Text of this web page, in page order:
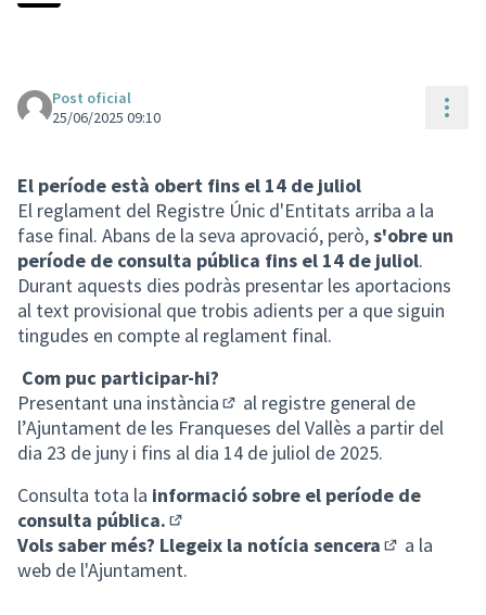
Post oficial
25/06/2025 09:10
El període està obert fins el 14 de juliol
El reglament del Registre Únic d'Entitats arriba a la
fase final. Abans de la seva aprovació, però,s'obre un
període de consulta pública fins el 14 de juliol.
Durant aquests dies podràs presentar les aportacions
al text provisional que trobis adients per a que siguin
tingudes en compte al reglament final.
Com puc participar-hi?
Presentant una instància
(Enllaç extern)
al registre general de
l’Ajuntament de les Franqueses del Vallès a partir del
dia 23 de juny i fins al dia 14 de juliol de 2025.
Consulta tota la informació sobre el període de
consulta pública.
(Enllaç extern)
Vols saber més? Llegeix la notícia sencera
a la
web de l'Ajuntament.